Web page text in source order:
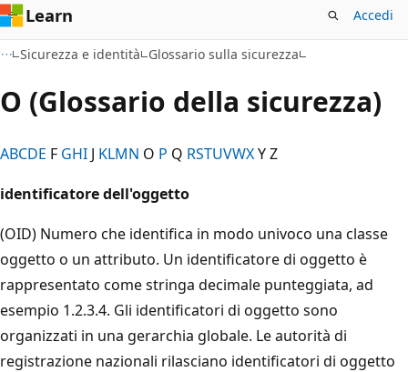
Learn Accedi
Sicurezza e identità Glossario sulla sicurezza
O (Glossario della sicurezza)
ABCDE F GHI J KLMN O P Q RSTUVWXY Z
identificatore dell'oggetto
(OID) Numero che identifica in modo univoco una classe
oggetto o un attributo. Un identificatore di oggetto è
rappresentato come stringa decimale punteggiata, ad
esempio 1.2.3.4. Gli identificatori di oggetto sono
organizzati in una gerarchia globale. Le autorità di
registrazione nazionali rilasciano identificatori di oggetto